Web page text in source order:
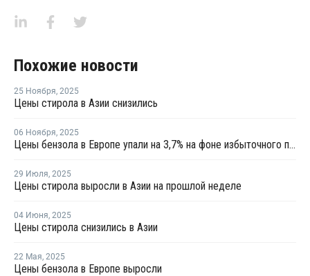
Похожие новости
25 Ноября, 2025
Цены стирола в Азии снизились
06 Ноября, 2025
Цены бензола в Европе упали на 3,7% на фоне избыточного предложения и слабого спроса
29 Июля, 2025
Цены стирола выросли в Азии на прошлой неделе
04 Июня, 2025
Цены стирола снизились в Азии
22 Мая, 2025
Цены бензола в Европе выросли